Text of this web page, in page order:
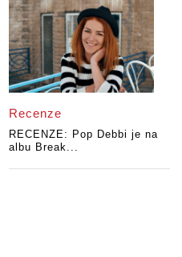
Recenze
RECENZE: Pop Debbi je na
albu Break...